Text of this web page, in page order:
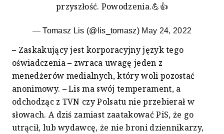
przyszłość. Powodzenia.💪👍
— Tomasz Lis (@lis_tomasz) May 24, 2022
– Zaskakujący jest korporacyjny język tego
oświadczenia – zwraca uwagę jeden z
menedżerów medialnych, który woli pozostać
anonimowy. – Lis ma swój temperament, a
odchodząc z TVN czy Polsatu nie przebierał w
słowach. A dziś zamiast zaatakować PiS, że go
utrącił, lub wydawcę, że nie broni dziennikarzy,